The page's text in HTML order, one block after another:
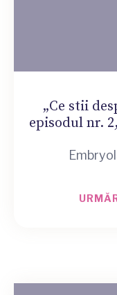
„Ce stii
episodul nr.